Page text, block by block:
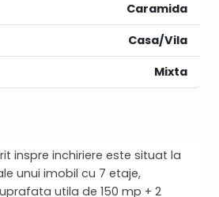
Caramida
Casa/Vila
Mixta
inspre inchiriere este situat la
unui imobil cu 7 etaje,
utila de 150 mp + 2